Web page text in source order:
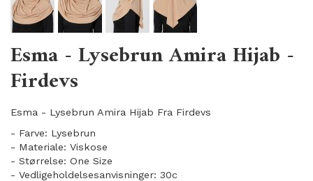
Esma - Lysebrun Amira Hijab -
Firdevs
Esma - Lysebrun Amira Hijab Fra Firdevs
- Farve: Lysebrun
- Materiale: Viskose
- Størrelse: One Size
- Vedligeholdelsesanvisninger: 30c